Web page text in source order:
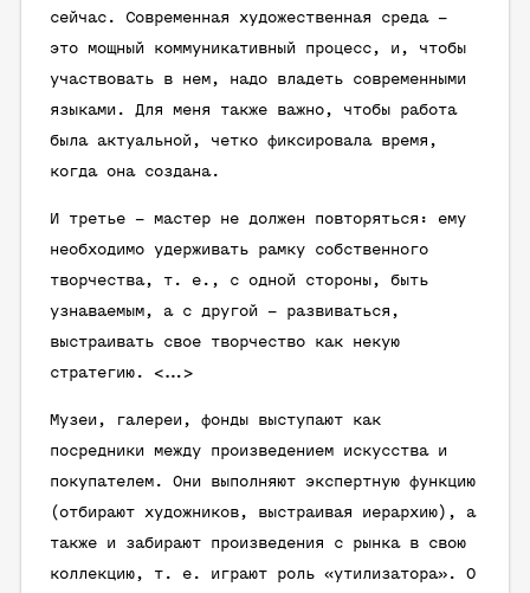
сейчас. Современная художественная среда –
это мощный коммуникативный процесс, и, чтобы
участвовать в нем, надо владеть современными
языками. Для меня также важно, чтобы работа
была актуальной, четко фиксировала время,
когда она создана.
И третье – мастер не должен повторяться: ему
необходимо удерживать рамку собственного
творчества, т. е., с одной стороны, быть
узнаваемым, а с другой – развиваться,
выстраивать свое творчество как некую
стратегию. <...>
Музеи, галереи, фонды выступают как
посредники между произведением искусства и
покупателем. Они выполняют экспертную функцию
(отбирают художников, выстраивая иерархию), а
также и забирают произведения с рынка в свою
коллекцию, т. е. играют роль «утилизатора». О